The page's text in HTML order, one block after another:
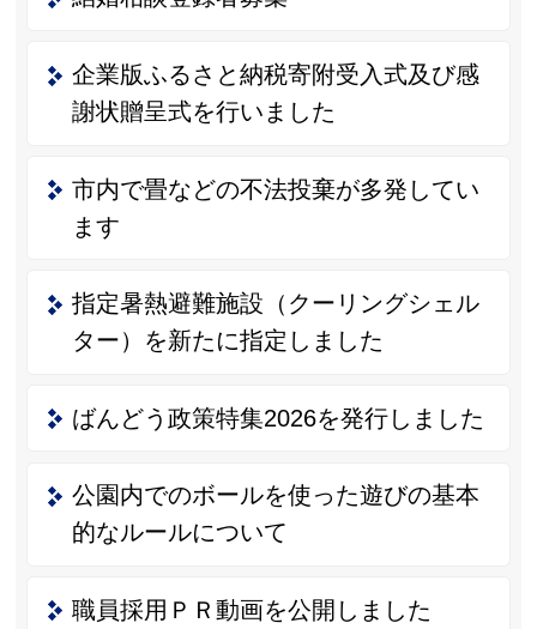
企業版ふるさと納税寄附受入式及び感
謝状贈呈式を行いました
市内で畳などの不法投棄が多発してい
ます
指定暑熱避難施設（クーリングシェル
ター）を新たに指定しました
ばんどう政策特集2026を発行しました
公園内でのボールを使った遊びの基本
的なルールについて
職員採用ＰＲ動画を公開しました